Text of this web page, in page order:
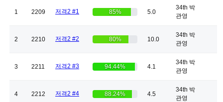
1 2209 저격2 #1 85% 5.0
34th 박
관영
2 2210 저격2 #2 80% 10.0
34th 박
관영
3 2211 저격2 #3 94.44% 4.1
34th 박
관영
4 2212 저격2 #4 88.24% 4.5
34th 박
관영